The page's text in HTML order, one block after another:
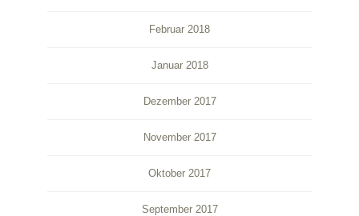
Februar 2018
Januar 2018
Dezember 2017
November 2017
Oktober 2017
September 2017